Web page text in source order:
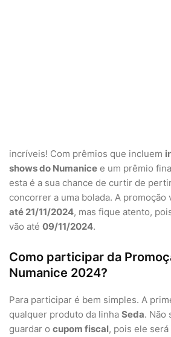
incríveis! Com prêmios que incluem
shows do Numanice e um prêmio
esta é a sua chance de curtir de
concorrer a uma bolada. A promoção
até 21/11/2024, mas fique atento,
vão até 09/11/2024.
Como participar da
Numanice 2024?
Para participar é bem simples. A
qualquer produto da linha Seda. Não
guardar o cupom fiscal, pois ele